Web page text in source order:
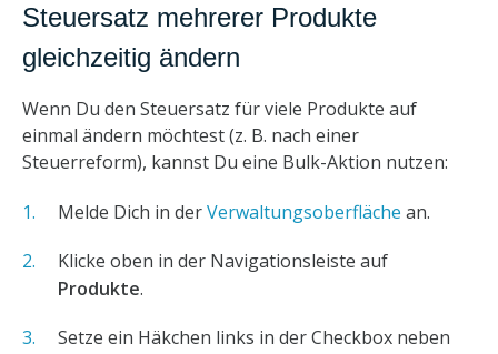
Steuersatz mehrerer Produkte
gleichzeitig ändern
Wenn Du den Steuersatz für viele Produkte auf
einmal ändern möchtest (z. B. nach einer
Steuerreform), kannst Du eine Bulk-Aktion nutzen:
Melde Dich in derVerwaltungsoberfläche an.
Klicke oben in der Navigationsleiste auf
Produkte.
Setze ein Häkchen links in der Checkbox neben